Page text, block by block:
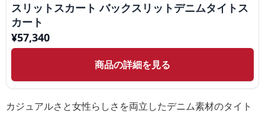
スリットスカート バックスリットデニムタイトス
カート
¥57,340
商品の詳細を見る
カジュアルさと女性らしさを両立したデニム素材のタイト